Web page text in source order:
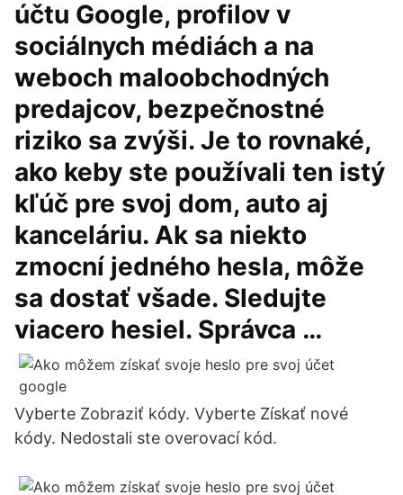
účtu Google, profilov v
sociálnych médiách a na
weboch maloobchodných
predajcov, bezpečnostné
riziko sa zvýši. Je to rovnaké,
ako keby ste používali ten istý
kľúč pre svoj dom, auto aj
kanceláriu. Ak sa niekto
zmocní jedného hesla, môže
sa dostať všade. Sledujte
viacero hesiel. Správca …
Vyberte Zobraziť kódy. Vyberte Získať nové
kódy. Nedostali ste overovací kód.